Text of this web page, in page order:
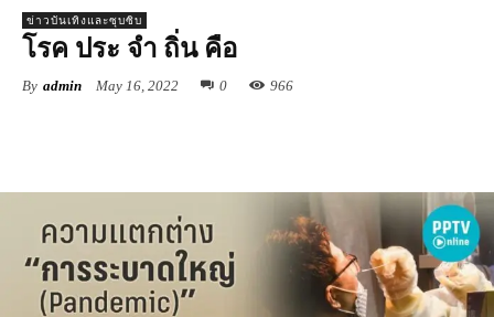
ข่าวบันเทิงและซุบซิบ
โรค ประ จํา ถิ่น คือ
By admin May 16, 2022 0 966